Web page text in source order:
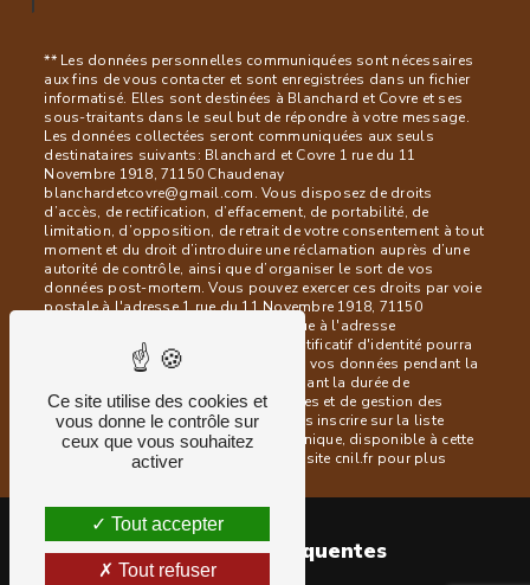
** Les données personnelles communiquées sont nécessaires
aux fins de vous contacter et sont enregistrées dans un fichier
informatisé. Elles sont destinées à Blanchard et Covre et ses
sous-traitants dans le seul but de répondre à votre message.
Les données collectées seront communiquées aux seuls
destinataires suivants: Blanchard et Covre 1 rue du 11
Novembre 1918, 71150 Chaudenay
blanchardetcovre@gmail.com. Vous disposez de droits
d’accès, de rectification, d’effacement, de portabilité, de
limitation, d’opposition, de retrait de votre consentement à tout
moment et du droit d’introduire une réclamation auprès d’une
autorité de contrôle, ainsi que d’organiser le sort de vos
données post-mortem. Vous pouvez exercer ces droits par voie
postale à l'adresse 1 rue du 11 Novembre 1918, 71150
Chaudenay ou par courrier électronique à l'adresse
blanchardetcovre@gmail.com. Un justificatif d'identité pourra
vous être demandé. Nous conservons vos données pendant la
période de prise de contact puis pendant la durée de
prescription légale aux fins probatoires et de gestion des
contentieux. Vous avez le droit de vous inscrire sur la liste
d'opposition au démarchage téléphonique, disponible à cette
Bloctel.gouv.fr
. Consultez le site cnil.fr pour plus
Recherches fréquentes
Ce site utilise des cookies et
vous donne le contrôle sur
ceux que vous souhaitez
activer
Tout accepter
Tout refuser